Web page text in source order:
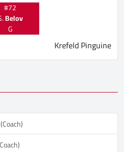
#72
Belov
G
Krefeld Pinguine
(Coach)